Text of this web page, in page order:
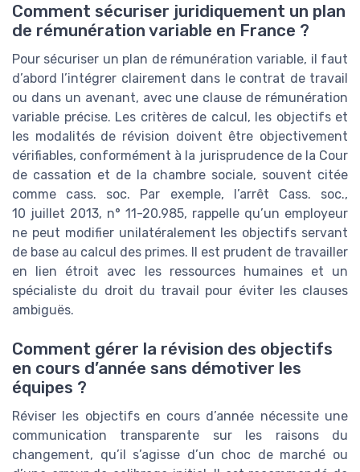
Comment sécuriser juridiquement un plan
de rémunération variable en France ?
Pour sécuriser un plan de rémunération variable, il faut
d’abord l’intégrer clairement dans le contrat de travail
ou dans un avenant, avec une clause de rémunération
variable précise. Les critères de calcul, les objectifs et
les modalités de révision doivent être objectivement
vérifiables, conformément à la jurisprudence de la Cour
de cassation et de la chambre sociale, souvent citée
comme cass. soc. Par exemple, l’arrêt Cass. soc.,
10 juillet 2013, n° 11-20.985, rappelle qu’un employeur
ne peut modifier unilatéralement les objectifs servant
de base au calcul des primes. Il est prudent de travailler
en lien étroit avec les ressources humaines et un
spécialiste du droit du travail pour éviter les clauses
ambiguës.
Comment gérer la révision des objectifs
en cours d’année sans démotiver les
équipes ?
Réviser les objectifs en cours d’année nécessite une
communication transparente sur les raisons du
changement, qu’il s’agisse d’un choc de marché ou